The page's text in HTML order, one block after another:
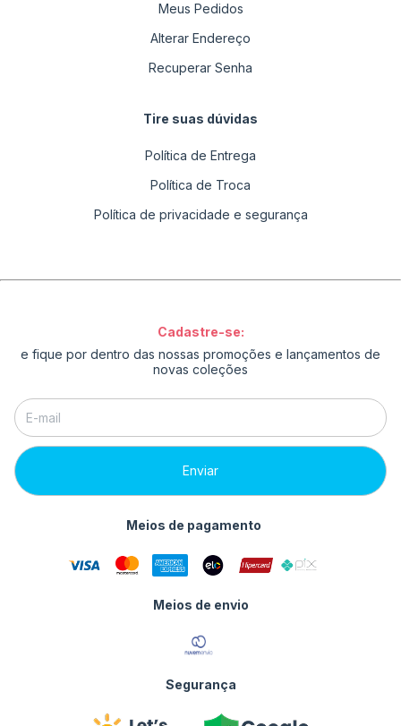
Meus Pedidos
Alterar Endereço
Recuperar Senha
Tire suas dúvidas
Política de Entrega
Política de Troca
Política de privacidade e segurança
Cadastre-se:
e fique por dentro das nossas promoções e lançamentos de
novas coleções
Meios de pagamento
Meios de envio
Segurança